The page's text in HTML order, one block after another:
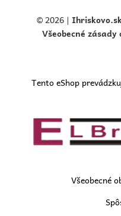
© 2026 | Ihriskovo.
Všeobecné
Tento eShop
Všeobecné